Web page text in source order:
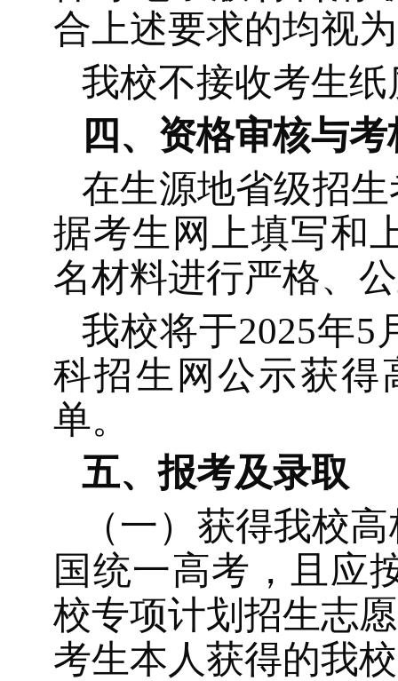
合上述要求的均视
我校不接收考生
四、资格审核与
在生源地省级招
据考生网上填写和
名材料进行严格、
我校将于2025年5
科招生网公示获得
单。
五、报考及录取
（一）获得我校
国统一高考，且应
校专项计划招生志
考生本人获得的我